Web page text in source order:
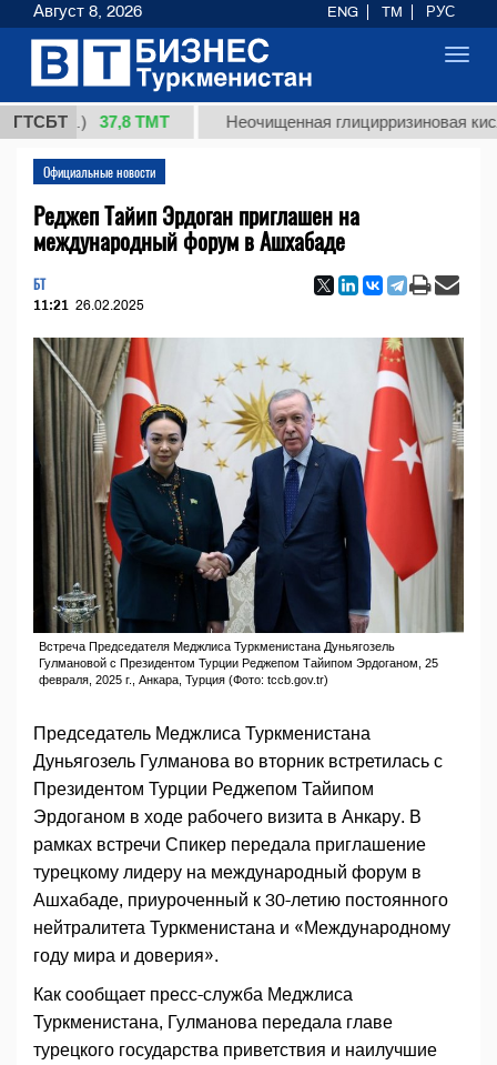
ГТСБТ
37,8 ТМТ Неочищенная глицирризиновая кислота
Официальные новости
Реджеп Тайип Эрдоган приглашен на
международный форум в Ашхабаде
БТ
11:21 26.02.2025
Встреча Председателя Меджлиса Туркменистана Дуньягозель
Гулмановой с Президентом Турции Реджепом Тайипом Эрдоганом, 25
февраля, 2025 г., Анкара, Турция (Фото: tccb.gov.tr)
Председатель Меджлиса Туркменистана
Дуньягозель Гулманова во вторник встретилась с
Президентом Турции Реджепом Тайипом
Эрдоганом в ходе рабочего визита в Анкару. В
рамках встречи Спикер передала приглашение
турецкому лидеру на международный форум в
Ашхабаде, приуроченный к 30-летию постоянного
нейтралитета Туркменистана и «Международному
году мира и доверия».
Как сообщает пресс-служба Меджлиса
Туркменистана, Гулманова передала главе
турецкого государства приветствия и наилучшие
Август 8, 2026 ENG TM РУС